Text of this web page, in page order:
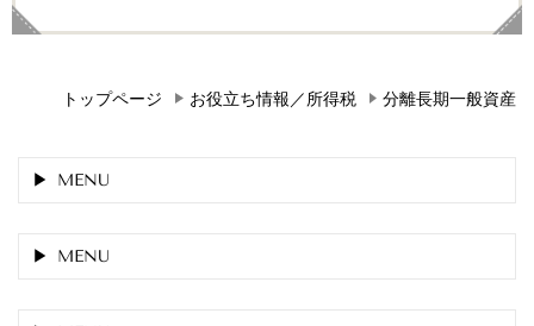
トップページ お役立ち情報／所得税 分離長期一般資産
MENU
MENU